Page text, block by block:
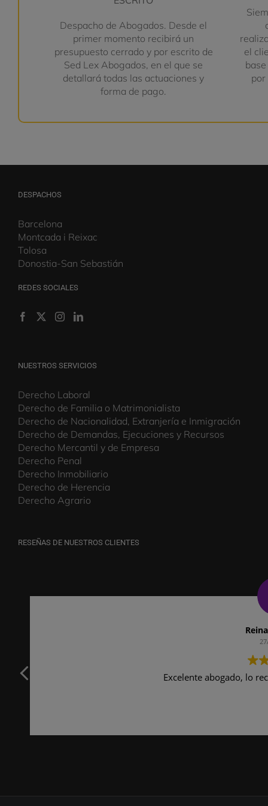
Despacho de Abogados. Desde el
primer momento recibirá un
presupuesto cerrado y por escrito de
Sed Lex Abogados, en el que se
detallará todas las actuaciones y
forma de pago.
el
DESPACHOS
Barcelona
Montcada i Reixac
Tolosa
Donostia-San Sebastián
REDES SOCIALES
NUESTROS SERVICIOS
Derecho Laboral
Derecho de Familia o Matrimonialista
Derecho de Nacionalidad, Extranjería e Inmigración
Derecho de Demandas, Ejecuciones y Recursos
Derecho Mercantil y de Empresa
Derecho Penal
Derecho Inmobiliario
Derecho de Herencia
Derecho Agrario
RESEÑAS DE NUESTROS CLIENTES